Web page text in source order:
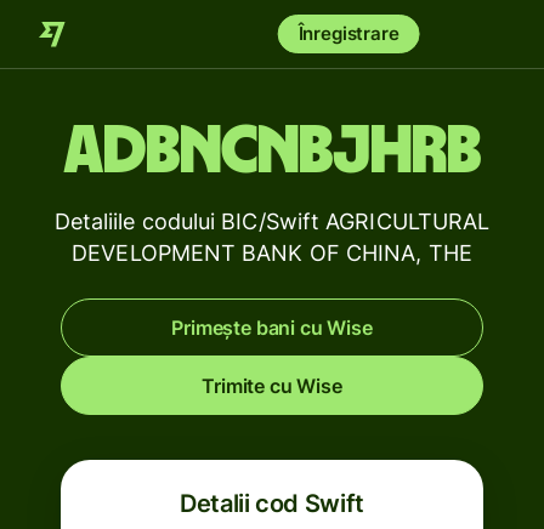
Înregistrare
ADBNCNBJHRB
Detaliile codului BIC/Swift AGRICULTURAL
DEVELOPMENT BANK OF CHINA, THE
Primește bani cu Wise
Trimite cu Wise
Detalii cod Swift